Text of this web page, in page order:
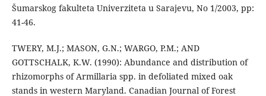
Šumarskog fakulteta Univerziteta u Sarajevu, No 1/2003, pp:
41-46.
TWERY, M.J.; MASON, G.N.; WARGO, P.M.; AND
GOTTSCHALK, K.W. (1990): Abundance and distribution of
rhizomorphs of Armillaria spp. in defoliated mixed oak
stands in western Maryland. Canadian Journal of Forest